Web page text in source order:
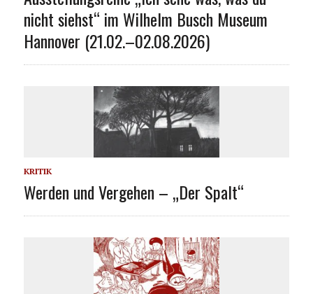
nicht siehst“ im Wilhelm Busch Museum
Hannover (21.02.–02.08.2026)
KRITIK
Werden und Vergehen – „Der Spalt“